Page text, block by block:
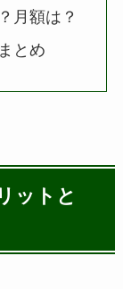
月額は？
とめ
ットと